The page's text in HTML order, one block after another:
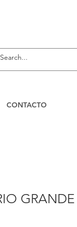
CONTACTO
GRANDE